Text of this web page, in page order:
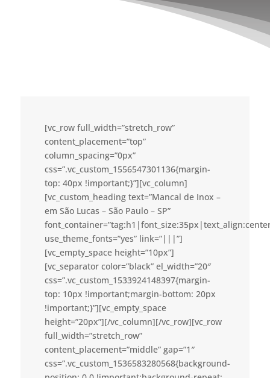
[vc_row full_width=”stretch_row”
content_placement=”top”
column_spacing=”0px”
css=”.vc_custom_1556547301136{margin-
top: 40px !important;}”][vc_column]
[vc_custom_heading text=”Mancal de Inox –
em São Lucas – São Paulo – SP”
use_theme_fonts=”yes” link=”|||”]
[vc_empty_space height=”10px”]
[vc_separator color=”black” el_width=”20″
css=”.vc_custom_1533924148397{margin-
top: 10px !important;margin-bottom: 20px
!important;}”][vc_empty_space
height=”20px”][/vc_column][/vc_row][vc_row
full_width=”stretch_row”
content_placement=”middle” gap=”1″
css=”.vc_custom_1536583280568{background-